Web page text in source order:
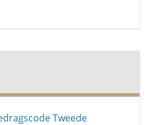
Tweede